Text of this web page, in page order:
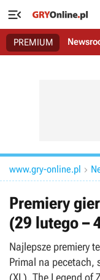

PREMIUM
www.gry-online.pl 
Premiery
(29 lutego –
Najlepsze premiery
Primal na pecetach,
(XL), The Legend of